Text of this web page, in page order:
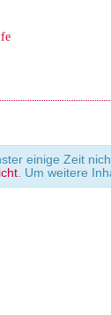
einige Zeit
. Um weitere